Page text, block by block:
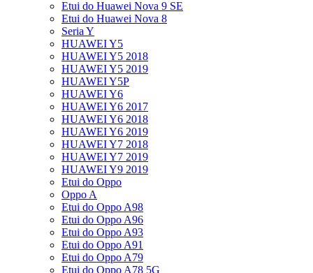
Etui do Huawei Nova 9 SE
Etui do Huawei Nova 8
Seria Y
HUAWEI Y5
HUAWEI Y5 2018
HUAWEI Y5 2019
HUAWEI Y5P
HUAWEI Y6
HUAWEI Y6 2017
HUAWEI Y6 2018
HUAWEI Y6 2019
HUAWEI Y7 2018
HUAWEI Y7 2019
HUAWEI Y9 2019
Etui do Oppo
Oppo A
Etui do Oppo A98
Etui do Oppo A96
Etui do Oppo A93
Etui do Oppo A91
Etui do Oppo A79
Etui do Oppo A78 5G